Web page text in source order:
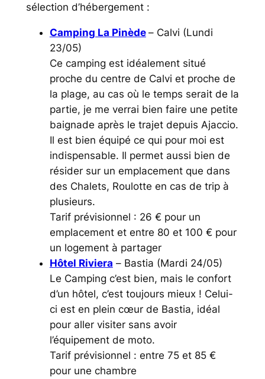
sélection d’hébergement :
Camping La Pinède – Calvi (Lundi
23/05)
Ce camping est idéalement situé
proche du centre de Calvi et proche de
la plage, au cas où le temps serait de la
partie, je me verrai bien faire une petite
baignade après le trajet depuis Ajaccio.
Il est bien équipé ce qui pour moi est
indispensable. Il permet aussi bien de
résider sur un emplacement que dans
des Chalets, Roulotte en cas de trip à
plusieurs.
Tarif prévisionnel : 26 € pour un
emplacement et entre 80 et 100 € pour
un logement à partager
Hôtel Riviera – Bastia (Mardi 24/05)
Le Camping c’est bien, mais le confort
d’un hôtel, c’est toujours mieux ! Celui-
ci est en plein cœur de Bastia, idéal
pour aller visiter sans avoir
l’équipement de moto.
Tarif prévisionnel : entre 75 et 85 €
pour une chambre